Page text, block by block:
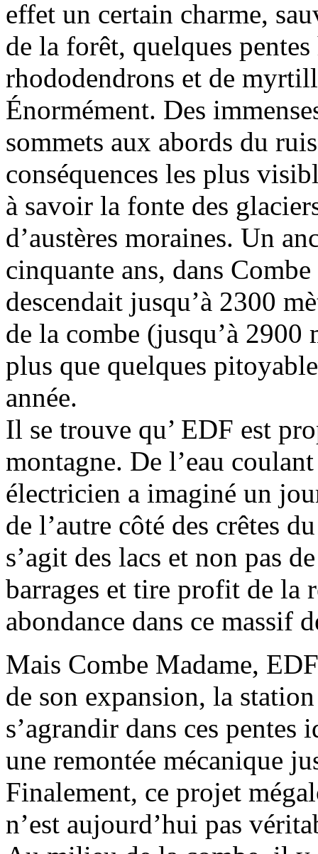
effet un certain charme,
de la forêt, quelques pentes
rhododendrons et de
Énormément. Des
sommets aux abords du
conséquences les plus
à savoir la fonte des
d’austères moraines. Un
cinquante ans, dans
descendait jusqu’à 2300
de la combe (jusqu’à 2900
plus que quelques
année.
Il se trouve qu’ EDF est
montagne. De l’eau
électricien a imaginé un
de l’autre côté des crêtes
s’agit des lacs et non pas
barrages et tire profit de la
abondance dans ce massif
Mais Combe Madame,
de son expansion, la
s’agrandir dans ces
une remontée mécanique
Finalement, ce projet
n’est aujourd’hui pas